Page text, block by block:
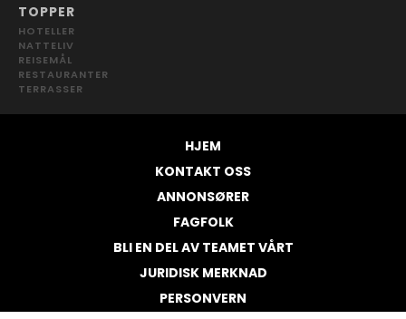
TOPPER
HOTELLER
NATTELIV
REISEMÅL
RESTAURANTER
TERRASSER
HJEM
KONTAKT OSS
ANNONSØRER
FAGFOLK
BLI EN DEL AV TEAMET VÅRT
JURIDISK MERKNAD
PERSONVERN